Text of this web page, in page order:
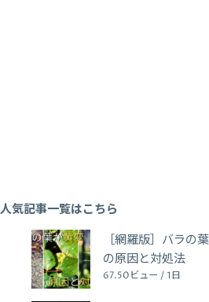
人気記事一覧はこちら
［網羅版］バラの
の原因と対処法
67.50ビュー / 1日